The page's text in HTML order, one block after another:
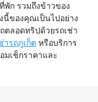
ก รวมถึงข้าวของ
นี้ของคุณเป็นไปอย่าง
ตลอดทริปด้วยรถเช่า
ารถภูเก็ต หรือบริการ
มเช็กราคาและ